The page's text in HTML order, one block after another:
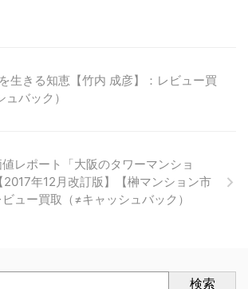
生きる知恵【竹内 成彦】：レビュー買
バック）
レポート「大阪のタワーマンショ
2017年12月改訂版】【榊マンション市
ュー買取（≠キャッシュバック）
検索